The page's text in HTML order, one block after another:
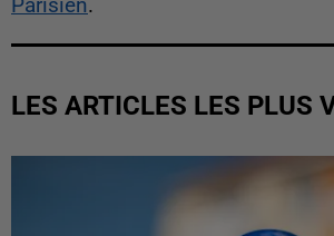
Parisien.
LES ARTICLES LES PLUS